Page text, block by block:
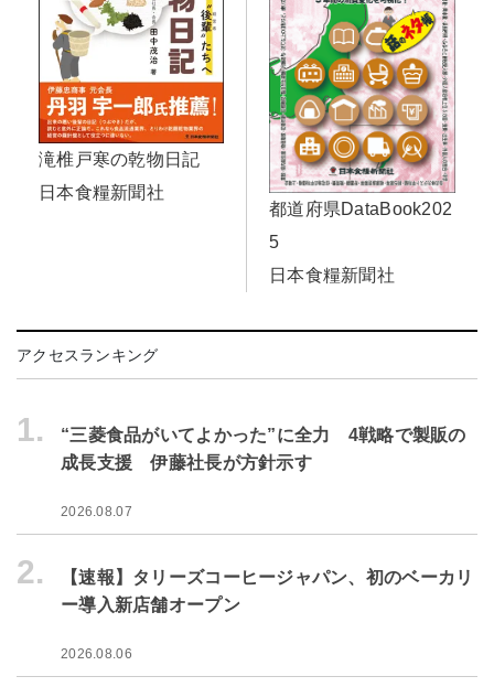
滝椎戸寒の乾物日記
日本食糧新聞社
都道府県DataBook202
5
日本食糧新聞社
アクセスランキング
1.
“三菱食品がいてよかった”に全力 4戦略で製販の
成長支援 伊藤社長が方針示す
2026.08.07
2.
【速報】タリーズコーヒージャパン、初のベーカリ
ー導入新店舗オープン
2026.08.06